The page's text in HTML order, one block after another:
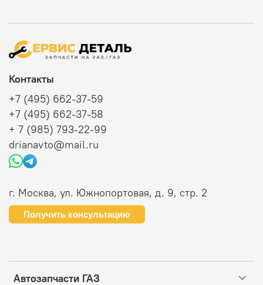
Автозапчасти ГАЗ
Контакты
+7 (495) 662-37-59
+7 (495) 662-37-58
+ 7 (985) 793-22-99
drianavto@mail.ru
г. Москва, ул. Южнопортовая, д. 9, стр. 2
Получить консультацию